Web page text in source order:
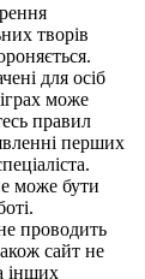
творів
для осіб
може
правил
перших
може бути
проводить
сайт не
інших